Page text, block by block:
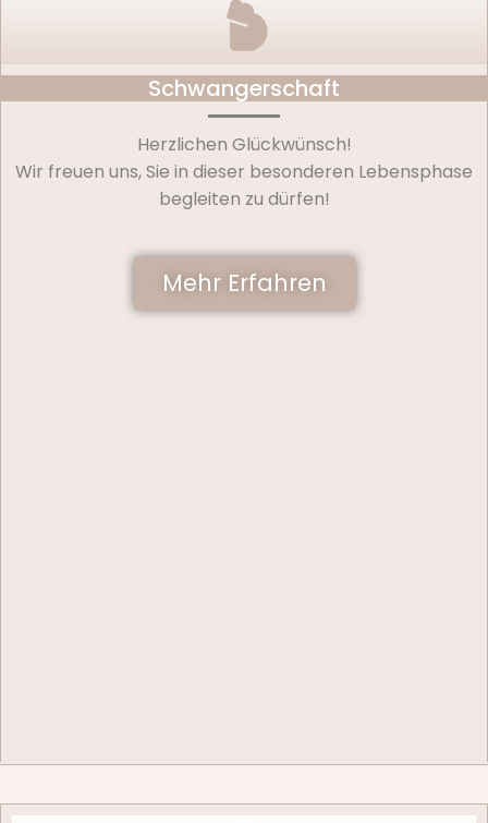
Schwangerschaft
Herzlichen Glückwünsch!
Wir freuen uns, Sie in dieser besonderen Lebensphase
begleiten zu dürfen!
Mehr Erfahren